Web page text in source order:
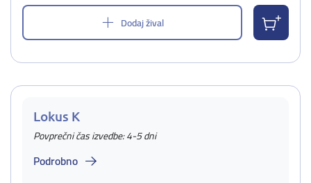
Dodaj žival
Lokus K
Povprečni čas izvedbe: 4-5 dni
Podrobno